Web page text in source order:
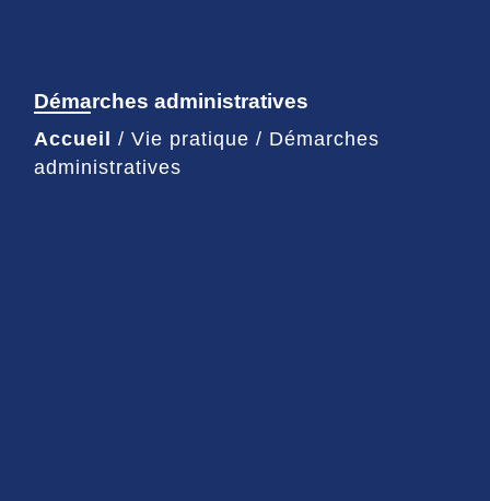
Démarches administratives
Accueil / Vie pratique / Démarches
administratives